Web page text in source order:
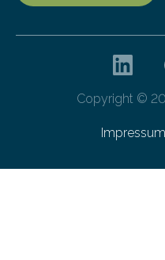
Copyright ©
Impressum